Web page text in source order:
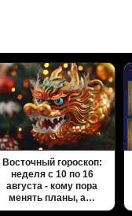
Восточный гороскоп:
неделя с 10 по 16
августа - кому пора
менять планы, а…